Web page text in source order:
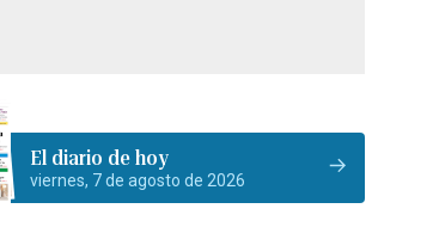
El diario de hoy
viernes, 7 de agosto de 2026